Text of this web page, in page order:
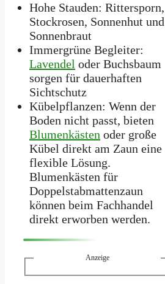
Hohe Stauden: Rittersporn,
Stockrosen, Sonnenhut und
Sonnenbraut
Immergrüne Begleiter:
Lavendel oder Buchsbaum
sorgen für dauerhaften
Sichtschutz
Kübelpflanzen: Wenn der
Boden nicht passt, bieten
Blumenkästen oder große
Kübel direkt am Zaun eine
flexible Lösung.
Blumenkästen für
Doppelstabmattenzaun
können beim Fachhandel
direkt erworben werden.
Anzeige